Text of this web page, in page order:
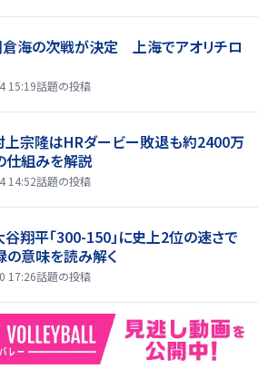
倉海の次戦が決定 上海でアオリチロ
15:19話題の投稿
上宗隆はHRダービー敗退も約2400万
仕組みを解説
14:52話題の投稿
谷翔平「300-150」に史上2位の速さで
の意味を読み解く
17:26話題の投稿